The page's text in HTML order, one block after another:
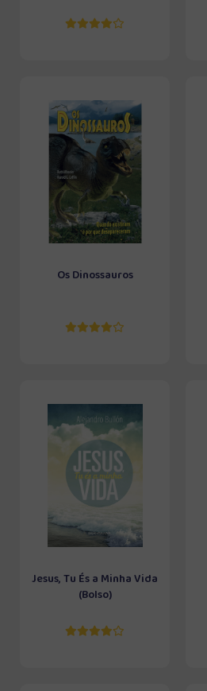
Os Dinossauros
Jesus, Tu És a Minha Vida
(Bolso)